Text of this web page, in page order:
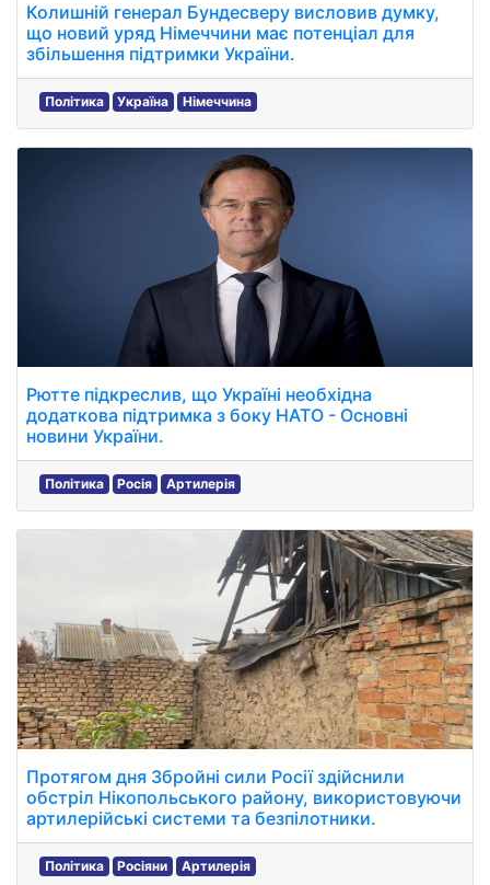
Колишній генерал Бундесверу висловив думку,
що новий уряд Німеччини має потенціал для
збільшення підтримки України.
Політика Україна Німеччина
Рютте підкреслив, що Україні необхідна
додаткова підтримка з боку НАТО - Основні
новини України.
Політика Росія Артилерія
Протягом дня Збройні сили Росії здійснили
обстріл Нікопольського району, використовуючи
артилерійські системи та безпілотники.
Політика Росіяни Артилерія